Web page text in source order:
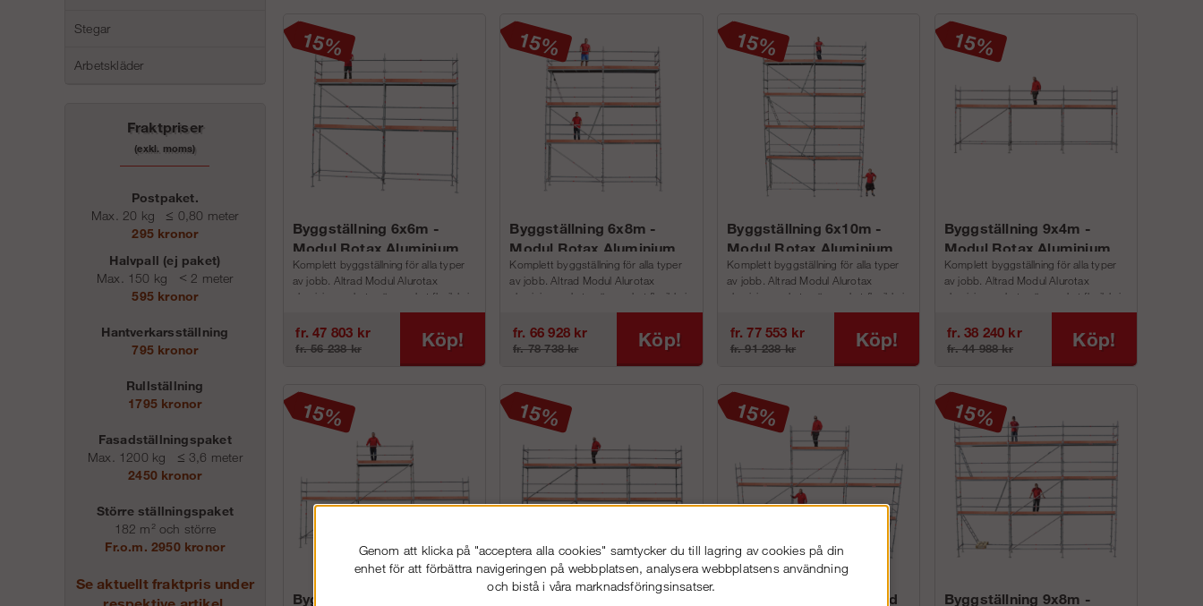
Stegar
Arbetskläder
Fraktpriser
(exkl. moms)
Postpaket.
Max. 20 kg
≤ 0,80 meter
295 kronor
Halvpall (ej paket)
Max. 150 kg < 2 meter
595 kronor
Hantverkarsställning
795 kronor
Rullställning
1795 kronor
Fasadställningspaket
Max. 1200 kg
≤ 3,6 meter
2450 kronor
Större ställningspaket
182 m² och större
Fr.o.m. 2950 kronor
Se aktuellt fraktpris under
Byggställning 6x6m -
Modul Rotax Aluminium
Komplett byggställning för alla typer
av jobb. Altrad Modul Alurotax
aluminium paketen är mycket flexibla i
fr. 47 803 kr
fr. 56 238 kr Köp!
Byggställning 6x8m -
Modul Rotax Aluminium
Komplett byggställning för alla typer
av jobb. Altrad Modul Alurotax
aluminium paketen är mycket flexibla i
fr. 66 928 kr
fr. 78 738 kr Köp!
Byggställning 6x10m -
Modul Rotax Aluminium
Komplett byggställning för alla typer
av jobb. Altrad Modul Alurotax
aluminium paketen är mycket flexibla i
fr. 77 553 kr
fr. 91 238 kr Köp!
Byggställning 9x4m -
Modul Rotax Aluminium
Komplett byggställning för alla typer
av jobb. Altrad Modul Alurotax
aluminium paketen är mycket flexibla i
fr. 38 240 kr
fr. 44 988 kr Köp!
Byggställning 9x4m med
Byggställning 9x6m -
Byggställning 9x6m med
Byggställning 9x8m -
Genom att klicka på "acceptera alla cookies" samtycker du till lagring av cookies på din
enhet för att förbättra navigeringen på webbplatsen, analysera webbplatsens användning
och bistå i våra marknadsföringsinsatser.